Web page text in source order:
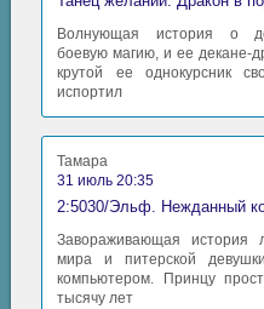
Волнующая история о
боевую магию, и ее декане-
крутой ее однокурсник
испортил
Тамара
31 июль 20:35
2:5030/Эльф. Нежданный
Завораживающая история
мира и питерской
компьютером. Принцу
тысячу лет